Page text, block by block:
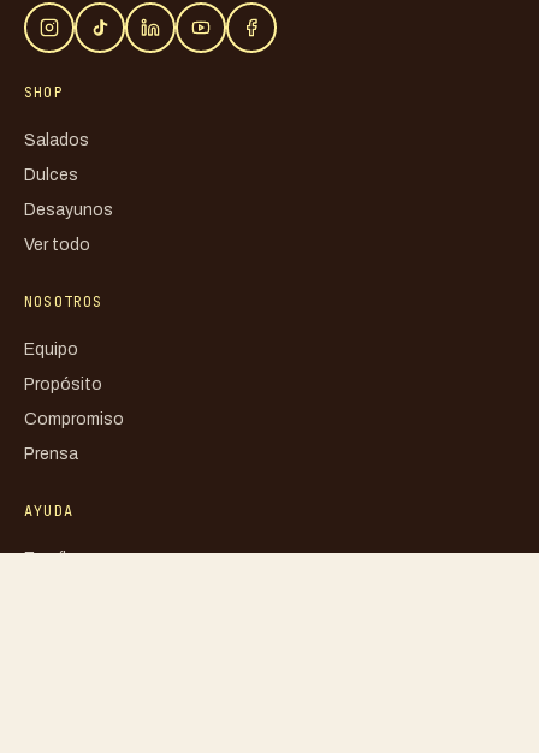
SHOP
Salados
Dulces
Desayunos
Ver todo
NOSOTROS
Equipo
Propósito
Compromiso
Prensa
AYUDA
Escríbenos